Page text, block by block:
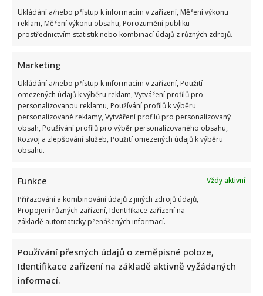
Ukládání a/nebo přístup k informacím v zařízení, Měření výkonu
reklam, Měření výkonu obsahu, Porozumění publiku
prostřednictvím statistik nebo kombinací údajů z různých zdrojů.
Marketing
Ukládání a/nebo přístup k informacím v zařízení, Použití
omezených údajů k výběru reklam, Vytváření profilů pro
personalizovanou reklamu, Používání profilů k výběru
personalizované reklamy, Vytváření profilů pro personalizovaný
obsah, Používání profilů pro výběr personalizovaného obsahu,
Rozvoj a zlepšování služeb, Použití omezených údajů k výběru
obsahu.
Funkce
Vždy aktivní
Přiřazování a kombinování údajů z jiných zdrojů údajů,
Propojení různých zařízení, Identifikace zařízení na
základě automaticky přenášených informací.
Používání přesných údajů o zeměpisné poloze,
Identifikace zařízení na základě aktivně vyžádaných
informací.
Kvíz na téma nejčastější česká příjmení a jejich původ: Lidé
se skóre nad 7/10 mohou být pyšní
Markéta Děrgelová o rozchodu s Vojtou Dykem mluví
nerada: Po bolestivém konci však také našla lásku